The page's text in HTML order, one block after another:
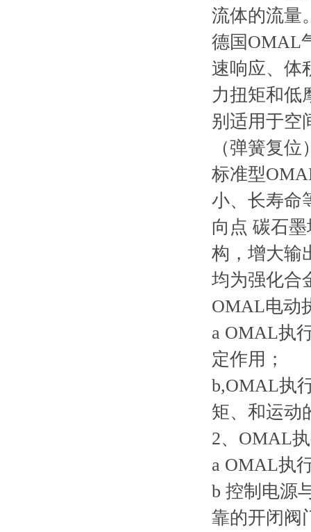
流体的流量
德国OMAL
速响应、体
力扭矩和低
别适用于空
（弹簧复位
标准型
小、长寿命
向点 碳石
构，增大输
均为强化合
OMAL电动
a OMAL执
定作用；
b,OMAL执
矩、和运动
2、OMAL
a OMAL执
b 控制电源
靠的开闭阀